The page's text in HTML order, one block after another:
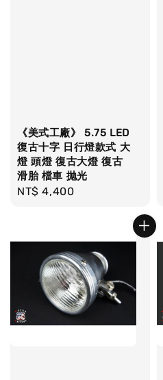
《美式工廠》 5.75 LED
復古十字 日行燈款式 大
燈 頭燈 復古大燈 復古
滑胎 檔車 抛光
Regular
NT$ 4,400